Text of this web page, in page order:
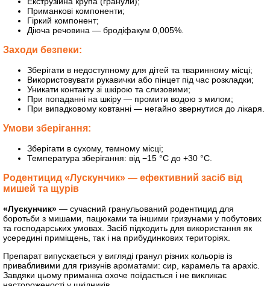
Приманкові компоненти;
Гіркий компонент;
Діюча речовина — бродіфакум 0,005%.
Заходи безпеки:
Зберігати в недоступному для дітей та тваринному місці;
Використовувати рукавички або пінцет під час розкладки;
Уникати контакту зі шкірою та слизовими;
При попаданні на шкіру — промити водою з милом;
При випадковому ковтанні — негайно звернутися до лікаря.
Умови зберігання:
Зберігати в сухому, темному місці;
Температура зберігання: від −15 °C до +30 °C.
Родентицид «Лускунчик» — ефективний засіб від
мишей та щурів
«Лускунчик» — сучасний гранульований родентицид для
боротьби з мишами, пацюками та іншими гризунами у побутових
та господарських умовах. Засіб підходить для використання як
усередині приміщень, так і на прибудинкових територіях.
Препарат випускається у вигляді гранул різних кольорів із
привабливими для гризунів ароматами: сир, карамель та арахіс.
Завдяки цьому приманка охоче поїдається і не викликає